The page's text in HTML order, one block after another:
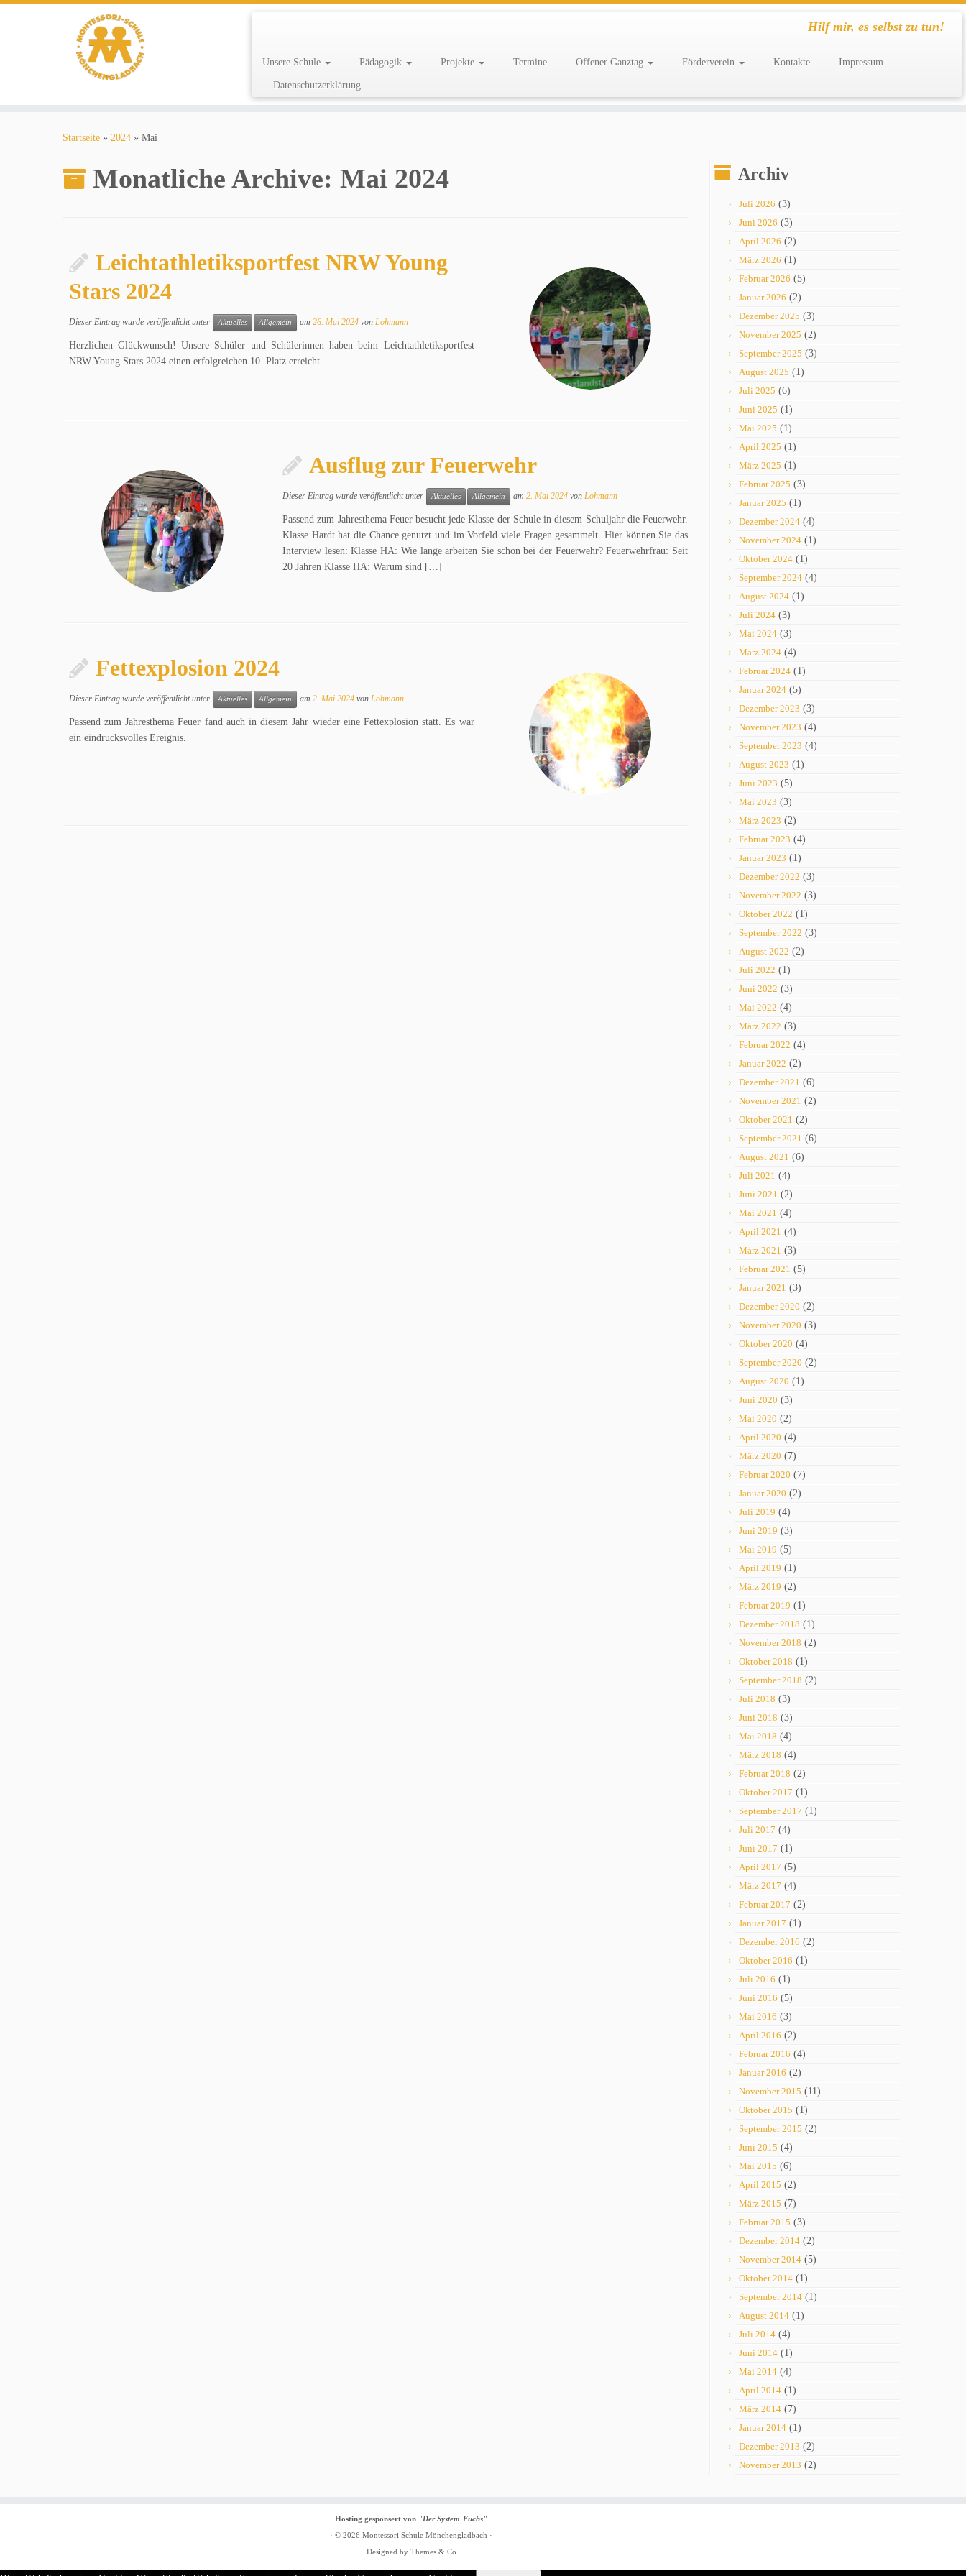
Hilf mir, es selbst zu tun!
Unsere Schule Pädagogik Projekte Termine Offener Ganztag Förderverein Kontakte Impressum
Datenschutzerklärung
Startseite » 2024 » Mai
Monatliche Archive: Mai 2024
Leichtathletiksportfest NRW Young
Stars 2024
Dieser Eintrag wurde veröffentlicht unter Aktuelles Allgemein am 26. Mai 2024 von Lohmann
Herzlichen Glückwunsch! Unsere Schüler und Schülerinnen haben beim Leichtathletiksportfest
NRW Young Stars 2024 einen erfolgreichen 10. Platz erreicht.
Ausflug zur Feuerwehr
Dieser Eintrag wurde veröffentlicht unter Aktuelles Allgemein am2. Mai 2024 von Lohmann
Passend zum Jahresthema Feuer besucht jede Klasse der Schule in diesem Schuljahr die Feuerwehr.
Klasse Hardt hat die Chance genutzt und im Vorfeld viele Fragen gesammelt. Hier können Sie das
Interview lesen: Klasse HA: Wie lange arbeiten Sie schon bei der Feuerwehr? Feuerwehrfrau: Seit
20 Jahren Klasse HA: Warum sind […]
Fettexplosion 2024
Dieser Eintrag wurde veröffentlicht unter Aktuelles Allgemein am 2. Mai 2024 von Lohmann
Passend zum Jahresthema Feuer fand auch in diesem Jahr wieder eine Fettexplosion statt. Es war
ein eindrucksvolles Ereignis.
Archiv
Juli 2026 (3)
Juni 2026 (3)
April 2026 (2)
März 2026 (1)
Februar 2026 (5)
Januar 2026 (2)
Dezember 2025 (3)
November 2025 (2)
September 2025 (3)
August 2025 (1)
Juli 2025 (6)
Juni 2025 (1)
Mai 2025 (1)
April 2025 (1)
März 2025 (1)
Februar 2025 (3)
Januar 2025 (1)
Dezember 2024 (4)
November 2024 (1)
Oktober 2024 (1)
September 2024 (4)
August 2024 (1)
Juli 2024 (3)
Mai 2024 (3)
März 2024 (4)
Februar 2024 (1)
Januar 2024 (5)
Dezember 2023 (3)
November 2023 (4)
September 2023 (4)
August 2023 (1)
Juni 2023 (5)
Mai 2023 (3)
März 2023 (2)
Februar 2023 (4)
Januar 2023 (1)
Dezember 2022 (3)
November 2022 (3)
Oktober 2022 (1)
September 2022 (3)
August 2022 (2)
Juli 2022 (1)
Juni 2022 (3)
Mai 2022 (4)
März 2022 (3)
Februar 2022 (4)
Januar 2022 (2)
Dezember 2021 (6)
November 2021 (2)
Oktober 2021 (2)
September 2021 (6)
August 2021 (6)
Juli 2021 (4)
Juni 2021 (2)
Mai 2021 (4)
April 2021 (4)
März 2021 (3)
Februar 2021 (5)
Januar 2021 (3)
Dezember 2020 (2)
November 2020 (3)
Oktober 2020 (4)
September 2020 (2)
August 2020 (1)
Juni 2020 (3)
Mai 2020 (2)
April 2020 (4)
März 2020 (7)
Februar 2020 (7)
Januar 2020 (2)
Juli 2019 (4)
Juni 2019 (3)
Mai 2019 (5)
April 2019 (1)
März 2019 (2)
Februar 2019 (1)
Dezember 2018 (1)
November 2018 (2)
Oktober 2018 (1)
September 2018 (2)
Juli 2018 (3)
Juni 2018 (3)
Mai 2018 (4)
März 2018 (4)
Februar 2018 (2)
Oktober 2017 (1)
September 2017 (1)
Juli 2017 (4)
Juni 2017 (1)
April 2017 (5)
März 2017 (4)
Februar 2017 (2)
Januar 2017 (1)
Dezember 2016 (2)
Oktober 2016 (1)
Juli 2016 (1)
Juni 2016 (5)
Mai 2016 (3)
April 2016 (2)
Februar 2016 (4)
Januar 2016 (2)
November 2015 (11)
Oktober 2015 (1)
September 2015 (2)
Juni 2015 (4)
Mai 2015 (6)
April 2015 (2)
März 2015 (7)
Februar 2015 (3)
Dezember 2014 (2)
November 2014 (5)
Oktober 2014 (1)
September 2014 (1)
August 2014 (1)
Juli 2014 (4)
Juni 2014 (1)
Mai 2014 (4)
April 2014 (1)
März 2014 (7)
Januar 2014 (1)
Dezember 2013 (2)
November 2013 (2)
· Hosting gesponsert von "Der System-Fuchs" ·
· © 2026 Montessori Schule Mönchengladbach ·
· Designed by Themes & Co ·